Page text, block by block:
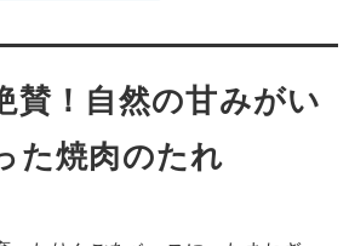
賛！自然の甘みがい
た焼肉のたれ